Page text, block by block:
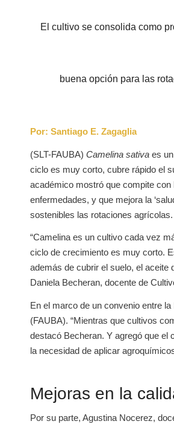
El cultivo se consolida como
buena opción para las
Por: Santiago E. Zagaglia
(SLT-FAUBA) Camelina sativa es
ciclo es muy corto, cubre rápido el
académico mostró que compite
enfermedades, y que mejora la
sostenibles las rotaciones agrícolas.
“Camelina es un cultivo cada vez
ciclo de crecimiento es muy corto.
además de cubrir el suelo, el aceite
Daniela Becheran, docente de
En el marco de un convenio entre
(FAUBA). “Mientras que cultivos
destacó Becheran. Y agregó que el
la necesidad de aplicar
Mejoras en la
Por su parte, Agustina Nocerez,